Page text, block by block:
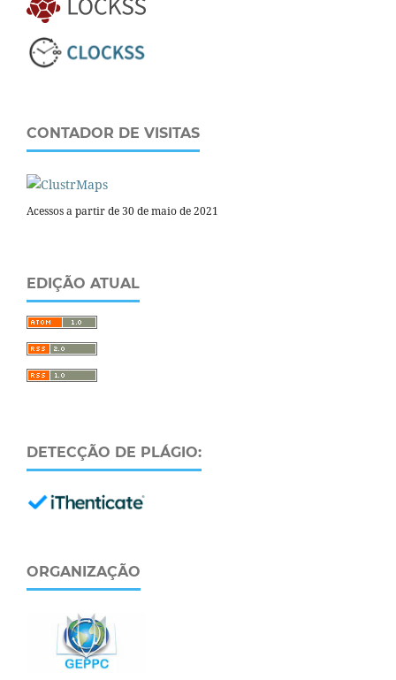
CONTADOR DE VISITAS
Acessos a partir de 30 de maio de 2021
EDIÇÃO ATUAL
DETECÇÃO DE PLÁGIO:
ORGANIZAÇÃO